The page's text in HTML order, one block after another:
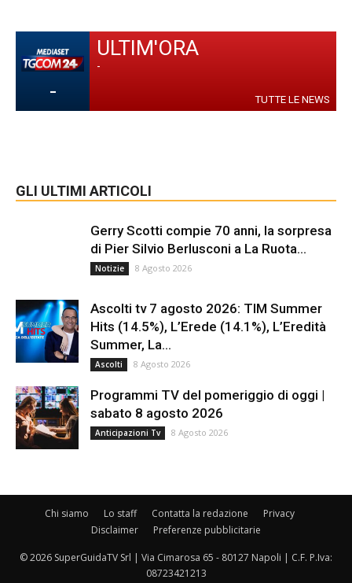
-
ULTIM'ORA
-
TUTTE LE NEWS
GLI ULTIMI ARTICOLI
Gerry Scotti compie 70 anni, la sorpresa
di Pier Silvio Berlusconi a La Ruota...
Notizie 8 Agosto 2026
Ascolti tv 7 agosto 2026: TIM Summer
Hits (14.5%), L’Erede (14.1%), L’Eredità
Summer, La...
Ascolti 8 Agosto 2026
Programmi TV del pomeriggio di oggi |
sabato 8 agosto 2026
Anticipazioni Tv 8 Agosto 2026
Chi siamo Lo staff Contatta la redazione
Privacy
Disclaimer
Preferenze pubblicitarie
© 2026 SuperGuidaTV Srl | Via Cimarosa 65 - 80127 Napoli | C.F. P.Iva:
08723421213